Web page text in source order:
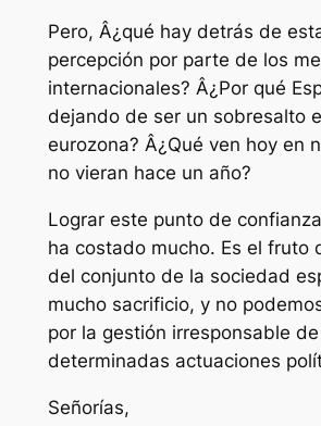
Pero, Â¿qué hay detrás de
percepción por parte de los
internacionales? Â¿Por qué
dejando de ser un sobresalto
eurozona? Â¿Qué ven hoy en
no vieran hace un año?
Lograr este punto de
ha costado mucho. Es el fruto
del conjunto de la sociedad
mucho sacrificio, y no
por la gestión irresponsable de
determinadas actuaciones
Señorías,